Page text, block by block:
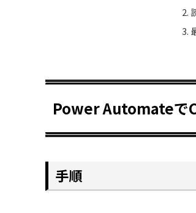
Power Automateで
手順